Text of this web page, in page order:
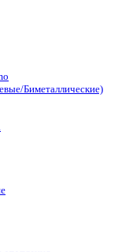
Биметаллические)